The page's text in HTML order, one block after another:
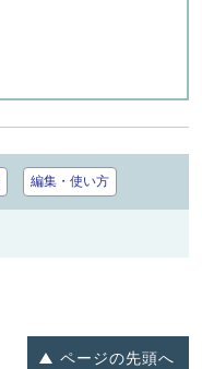
編集・使い方
ページの先頭へ